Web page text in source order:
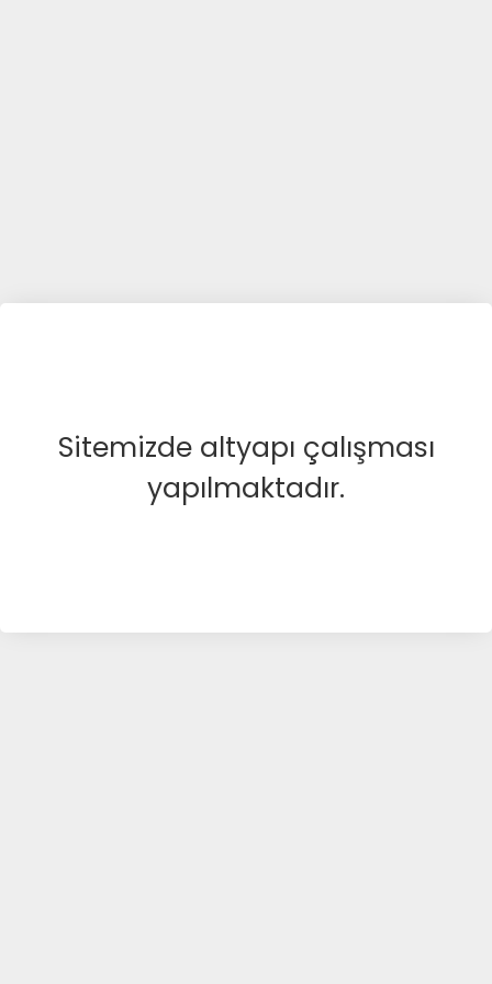
Sitemizde altyapı çalışması
yapılmaktadır.